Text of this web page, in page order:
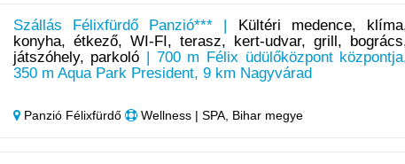
Szállás Félixfürdő Panzió*** |
Kültéri medence,
konyha, étkező, WI-FI, terasz, kert-udvar, grill,
játszóhely, parkoló | 700 m Félix üdülőközpont
350 m Aqua Park President, 9 km Nagyvárad
Panzió Félixfürdő Wellness | SPA, Bihar megye